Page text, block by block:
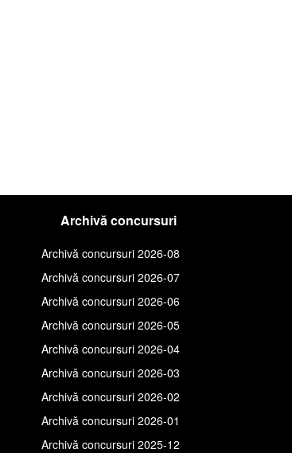
Archivă concursuri
Archivă concursuri 2026-08
Archivă concursuri 2026-07
Archivă concursuri 2026-06
Archivă concursuri 2026-05
Archivă concursuri 2026-04
Archivă concursuri 2026-03
Archivă concursuri 2026-02
Archivă concursuri 2026-01
Archivă concursuri 2025-12